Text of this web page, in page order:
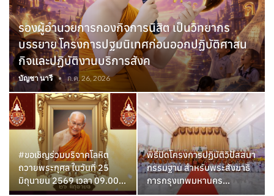
รองผู้อำนวยการกองกิจการนิสิต เป็นวิทยากร
บรรยาย โครงการปฐมนิเทศก่อนออกปฏิบัติศาสน
กิจและปฏิบัติงานบริการสังค
บัญชา นารี ก.ค. 26, 2026
#ขอเชิญร่วมบริจาคโลหิต
ถวายพระกุศล ในวันที่ 25
มิถุนายน 2569 เวลา 09.00…
พิธีปิดโครงการปฏิบัติวิปัสสนา
กรรมฐาน สำหรับพระสังฆาธิ
การกรุงเทพมหานคร…